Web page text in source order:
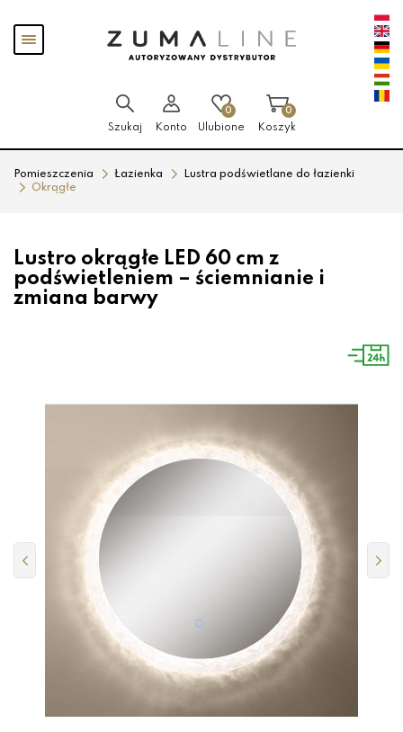
Pokaż
menu
Szukaj Konto
0
Ulubione
0
Koszyk
Pomieszczenia Łazienka
Lustra podświetlane do łazienki
Okrągłe
Lustro okrągłe LED 60 cm z
podświetleniem – ściemnianie i
zmiana barwy